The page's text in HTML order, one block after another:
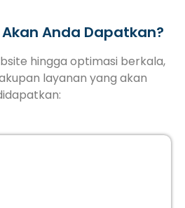
Anda Dapatkan?
hingga optimasi berkala,
layanan yang akan